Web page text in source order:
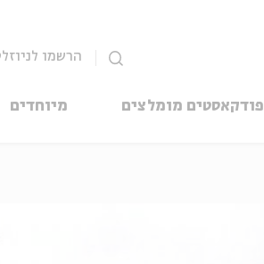
הרשמו
פודקאסטים מומלצים מיוחדים